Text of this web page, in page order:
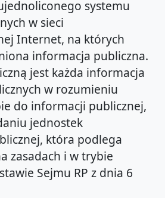
systemu
w sieci
Internet, na których
informacja publiczna.
jest każda informacja
w rozumieniu
do informacji publicznej,
jednostek
która podlega
zasadach i w trybie
Sejmu RP z dnia 6